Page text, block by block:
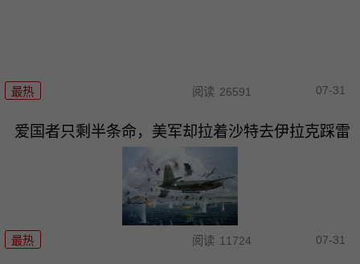
最热 阅读 26591 07-31
爱国者只剩半条命，美军却拉着沙特去伊拉克踩雷
最热 阅读 11724 07-31